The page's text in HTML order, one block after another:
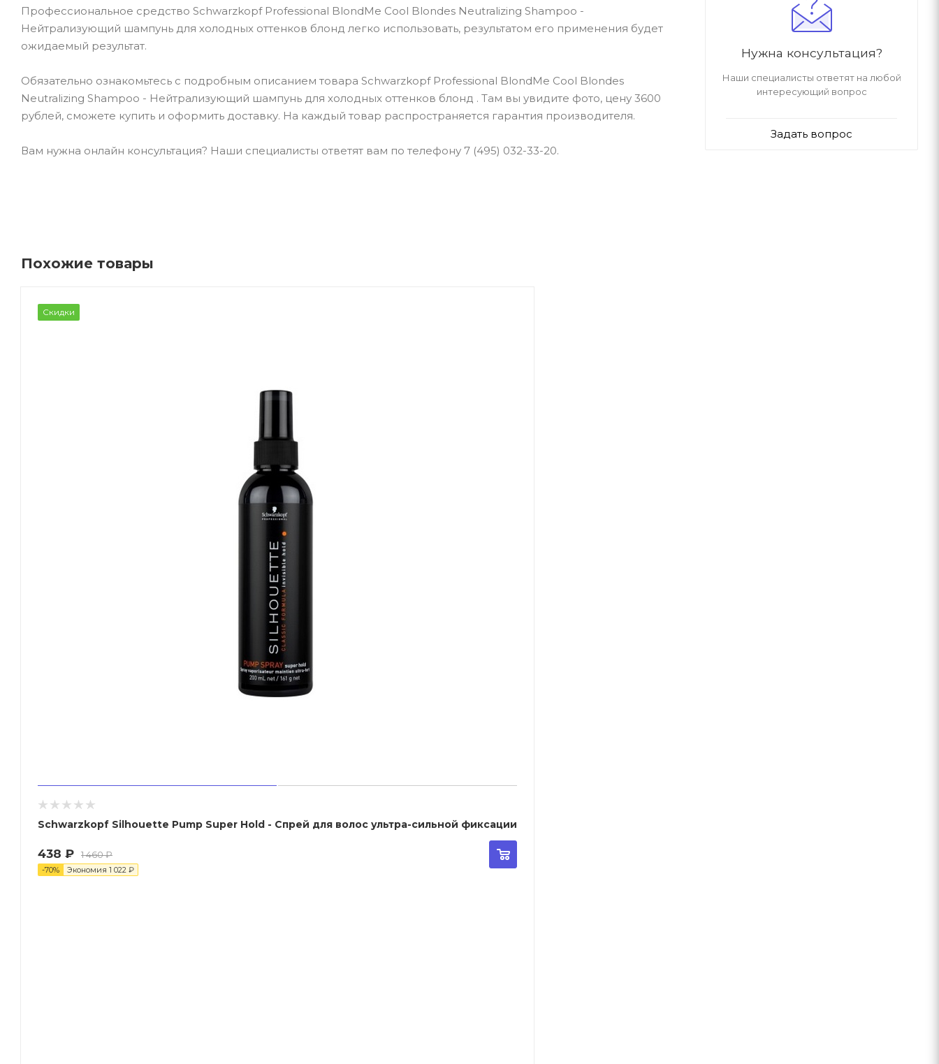
Профессиональное средство Schwarzkopf Professional BlondMe Cool Blondes Neutralizing Shampoo -
Нейтрализующий шампунь для холодных оттенков блонд легко использовать, результатом его применения будет
ожидаемый результат.
Обязательно ознакомьтесь с подробным описанием товара Schwarzkopf Professional BlondMe Cool Blondes
Neutralizing Shampoo - Нейтрализующий шампунь для холодных оттенков блонд . Там вы увидите фото, цену 3600
рублей, сможете купить и оформить доставку. На каждый товар распространяется гарантия производителя.
Вам нужна онлайн консультация? Наши специалисты ответят вам по телефону 7 (495) 032-33-20.
Нужна консультация?
Наши специалисты ответят на любой
интересующий вопрос
Задать вопрос
Похожие товары
Скидки
Schwarzkopf Silhouette Pump Super Hold - Спрей для волос ультра-сильной фиксации
438 ₽ 1 460₽
-70% Экономия 1 022 ₽